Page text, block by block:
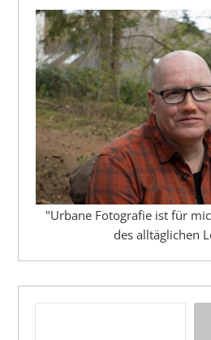
"Urbane Fotografie ist für
des alltäglichen